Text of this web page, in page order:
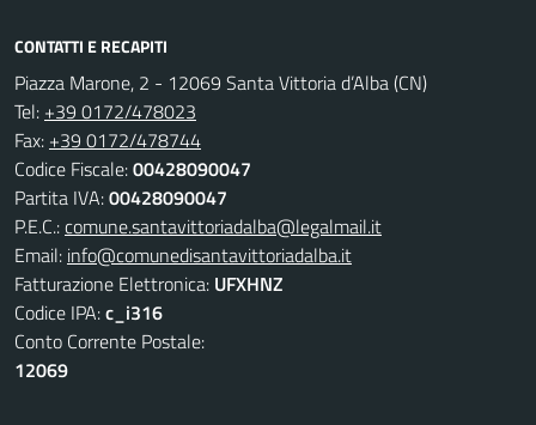
CONTATTI E RECAPITI
Piazza Marone, 2 - 12069 Santa Vittoria d’Alba (CN)
Tel: +39 0172/478023
Fax: +39 0172/478744
Codice Fiscale:00428090047
Partita IVA:00428090047
P.E.C.:comune.santavittoriadalba@legalmail.it
Email: info@comunedisantavittoriadalba.it
Fatturazione Elettronica: UFXHNZ
Codice IPA:c_i316
Conto Corrente Postale:
12069